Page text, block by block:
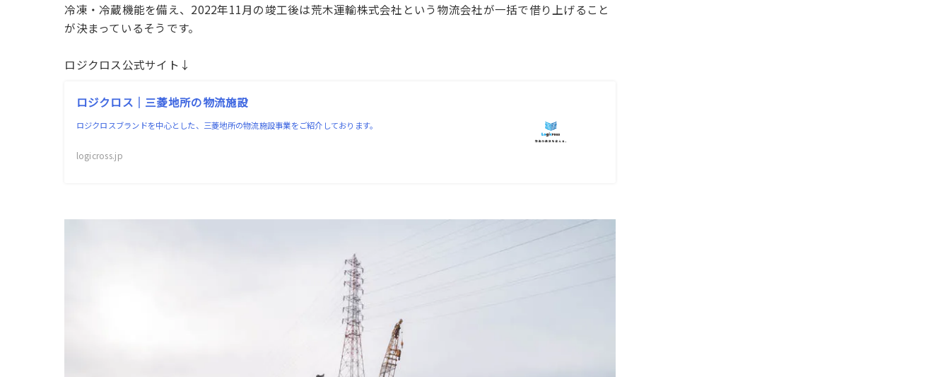
冷凍・冷蔵機能を備え、2022年11月の竣工後は荒木運輸株式会社という物流会社が一括で借り上げること
が決まっているそうです。
ロジクロス公式サイト↓
ロジクロス｜三菱地所の物流施設
ロジクロスブランドを中心とした、三菱地所の物流施設事業をご紹介しております。
logicross.jp